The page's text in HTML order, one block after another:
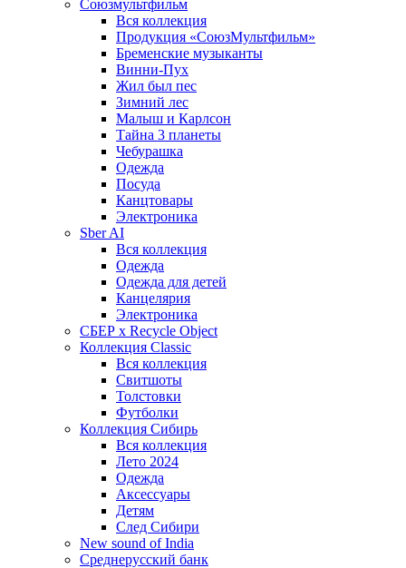
Союзмультфильм
Вся коллекция
Продукция «СоюзМультфильм»
Бременские музыканты
Винни-Пух
Жил был пес
Зимний лес
Малыш и Карлсон
Тайна 3 планеты
Чебурашка
Одежда
Посуда
Канцтовары
Электроника
Sber AI
Вся коллекция
Одежда
Одежда для детей
Канцелярия
Электроника
СБЕР x Recycle Object
Коллекция Classic
Вся коллекция
Свитшоты
Толстовки
Футболки
Коллекция Сибирь
Вся коллекция
Лето 2024
Одежда
Аксессуары
Детям
След Сибири
New sound of India
Среднерусский банк